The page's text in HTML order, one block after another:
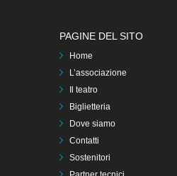
PAGINE DEL SITO
Home
L’associazione
Il teatro
Biglietteria
Dove siamo
Contatti
Sostenitori